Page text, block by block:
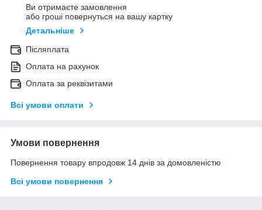
Ви отримаєте замовлення
або гроші повернуться на вашу картку
Детальніше
Післяплата
Оплата на рахунок
Оплата за реквізитами
Всі умови оплати
Умови повернення
Повернення товару впродовж 14 днів за домовленістю
Всі умови повернення